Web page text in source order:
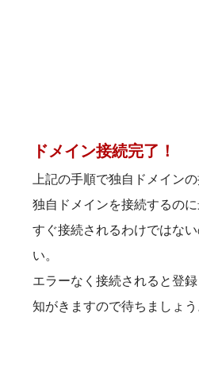
ドメイン接続完了！
上記の手順で独自ドメインの
独自ドメインを接続するの
すぐ接続されるわけではな
い。
エラーなく接続されると登
知がきますので待ちましょう